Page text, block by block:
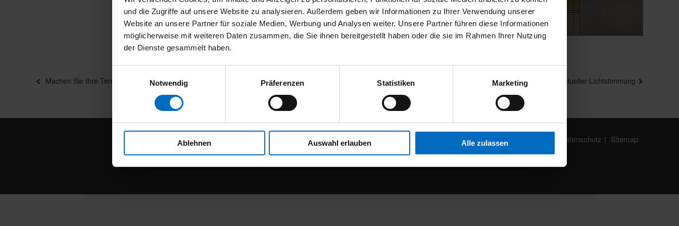
und die Zugriffe auf unsere Website zu analysieren. Außerdem geben wir Informationen zu Ihrer Verwendung unserer
Website an unsere Partner für soziale Medien, Werbung und Analysen weiter. Unsere Partner führen diese Informationen
möglicherweise mit weiteren Daten zusammen, die Sie ihnen bereitgestellt haben oder die sie im Rahmen Ihrer Nutzung
der Dienste gesammelt haben.
Notwendig
Präferenzen Statistiken Marketing
Ablehnen Auswahl erlauben Alle zulassen
Beitragsnavigation
Vorheriger
Machen Sie Ihre Terrasse zum WohnfühlZimmer Genießen Sie lange Sommerabende in individueller Lichtstimmung
Datenschutz
Sitemap
Willmann & Cremer Bauelemente u. Sonnenschutz GmbH
Frechener Straße 22 50226 Frechen